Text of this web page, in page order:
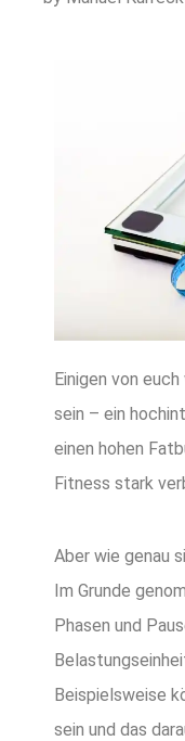
Einigen von
sein – ein
einen hohen
Fitness stark
Aber wie genau
Im Grunde
Phasen und
Beispielsweise
sein und das